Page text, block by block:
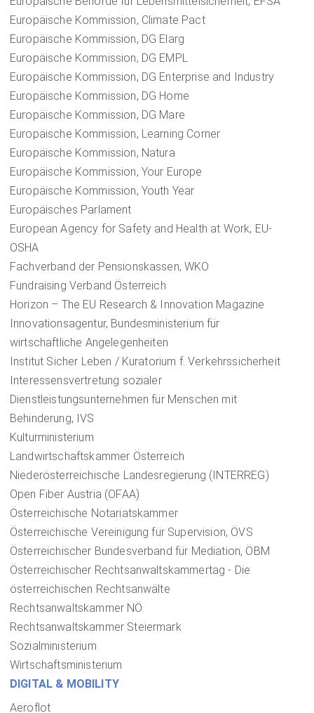
Europäische Kommission, Climate Pact
Europäische Kommission, DG Elarg
Europäische Kommission, DG EMPL
Europäische Kommission, DG Enterprise and Industry
Europäische Kommission, DG Home
Europäische Kommission, DG Mare
Europäische Kommission, Learning Corner
Europäische Kommission, Natura
Europäische Kommission, Your Europe
Europäische Kommission, Youth Year
Europäisches Parlament
European Agency for Safety and Health at Work, EU-
OSHA
Fachverband der Pensionskassen, WKO
Fundraising Verband Österreich
Horizon – The EU Research & Innovation Magazine
Innovationsagentur, Bundesministerium für
wirtschaftliche Angelegenheiten
Institut Sicher Leben / Kuratorium f. Verkehrssicherheit
Interessensvertretung sozialer
Dienstleistungsunternehmen für Menschen mit
Behinderung, IVS
Kulturministerium
Landwirtschaftskammer Österreich
Niederösterreichische Landesregierung (INTERREG)
Open Fiber Austria (OFAA)
Österreichische Notariatskammer
Österreichische Vereinigung für Supervision, ÖVS
Österreichischer Bundesverband für Mediation, ÖBM
Österreichischer Rechtsanwaltskammertag - Die
österreichischen Rechtsanwälte
Rechtsanwaltskammer NÖ
Rechtsanwaltskammer Steiermark
Sozialministerium
Wirtschaftsministerium
DIGITAL & MOBILITY
Aeroflot